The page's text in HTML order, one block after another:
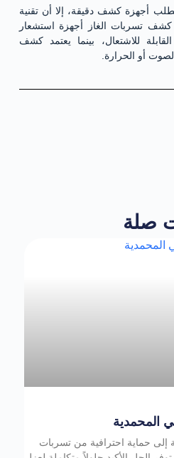
أجهزة كشف دقيقة، إلا أن تقنية
تسربات الغاز أجهزة استشعار
للاشتعال، بينما يعتمد كشف
أو الحرارة.
صلة
المحمدية
حماية احترافية من تسربات